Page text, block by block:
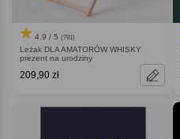
4.9 / 5 (791)
Leżak DLA AMATORÓW WHISKY
prezent na urodziny
209,90 zł